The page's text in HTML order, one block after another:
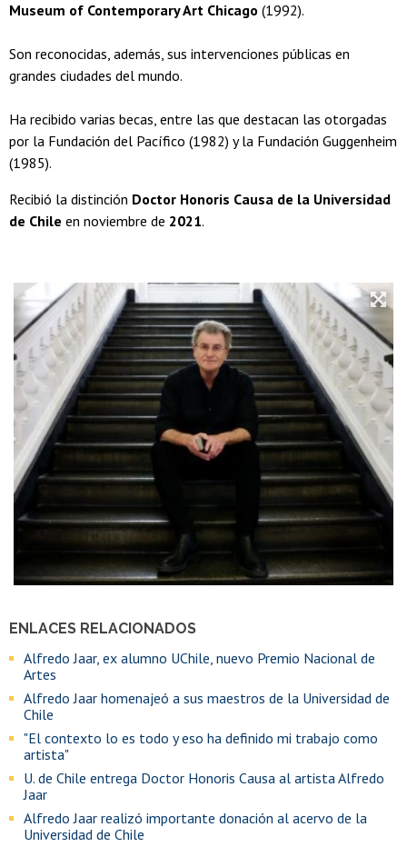
ENLACES RELACIONADOS
Alfredo Jaar, ex alumno UChile, nuevo Premio Nacional de
Artes
Alfredo Jaar homenajeó a sus maestros de la Universidad de
Chile
"El contexto lo es todo y eso ha definido mi trabajo como
artista"
U. de Chile entrega Doctor Honoris Causa al artista Alfredo
Jaar
Alfredo Jaar realizó importante donación al acervo de la
Universidad de Chile
Museum of Contemporary Art Chicago (1992).
Son reconocidas, además, sus intervenciones públicas en
grandes ciudades del mundo.
Ha recibido varias becas, entre las que destacan las otorgadas
por la Fundación del Pacífico (1982) y la Fundación Guggenheim
(1985).
Recibió la distinción Doctor Honoris Causa de la Universidad
de Chile en noviembre de 2021.